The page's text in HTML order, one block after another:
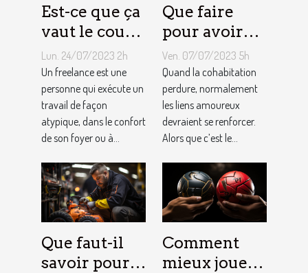
Est-ce que ça
vaut le coup
de devenir
indépendant
?
Lun. 24/07/2023 2h
Un freelance est une
personne qui exécute un
travail de façon
atypique, dans le confort
de son foyer ou à...
Que faire
pour avoir
toujours la
vie rose en
couple ?
Ven. 07/07/2023 5h
Quand la cohabitation
perdure, normalement
les liens amoureux
devraient se renforcer.
Alors que c’est le...
Que faut-il
savoir pour
Comment
mieux jouer